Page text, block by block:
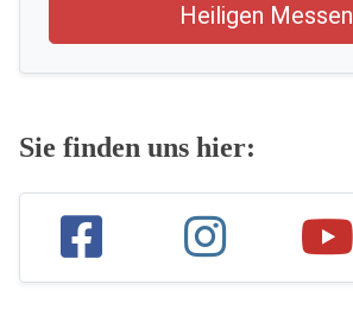
Heiligen Messen
Sie finden uns hier: